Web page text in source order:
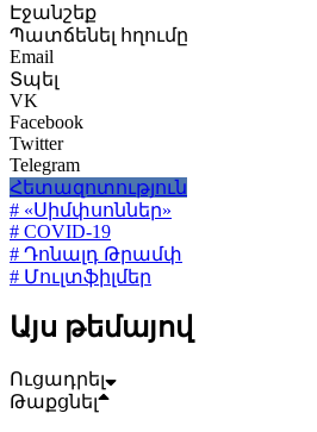
Էջանշեք
Պատճենել հղումը
Email
Տպել
VK
Facebook
Twitter
Telegram
Հետազոտություն
# «Սիմփսոններ»
# COVID-19
# Դոնալդ Թրամփ
# Մուլտֆիլմեր
Այս թեմայով
Ուցադրել
Թաքցնել